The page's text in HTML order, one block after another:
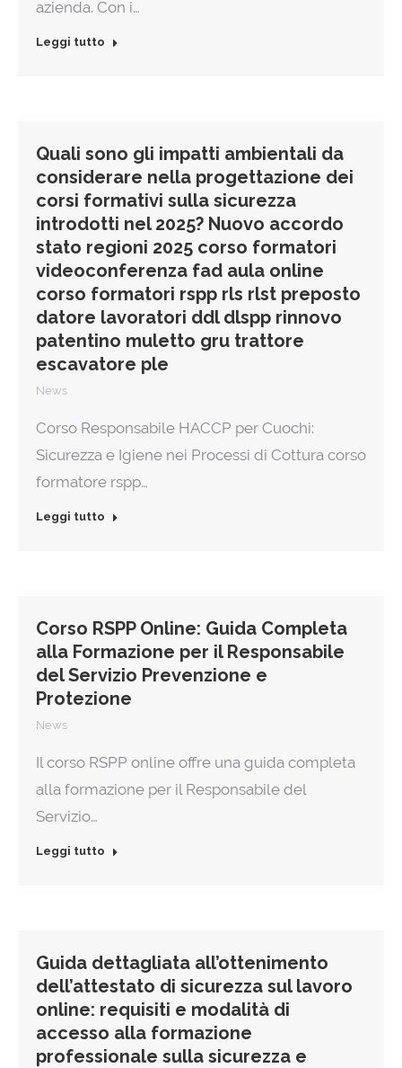
azienda. Con i…
Leggi tutto
Quali sono gli impatti ambientali da
considerare nella progettazione dei
corsi formativi sulla sicurezza
introdotti nel 2025? Nuovo accordo
stato regioni 2025 corso formatori
videoconferenza fad aula online
corso formatori rspp rls rlst preposto
datore lavoratori ddl dlspp rinnovo
patentino muletto gru trattore
escavatore ple
News
Corso Responsabile HACCP per Cuochi:
Sicurezza e Igiene nei Processi di Cottura corso
formatore rspp…
Leggi tutto
Corso RSPP Online: Guida Completa
alla Formazione per il Responsabile
del Servizio Prevenzione e
Protezione
News
Il corso RSPP online offre una guida completa
alla formazione per il Responsabile del
Servizio…
Leggi tutto
Guida dettagliata all’ottenimento
dell’attestato di sicurezza sul lavoro
online: requisiti e modalità di
accesso alla formazione
professionale sulla sicurezza e